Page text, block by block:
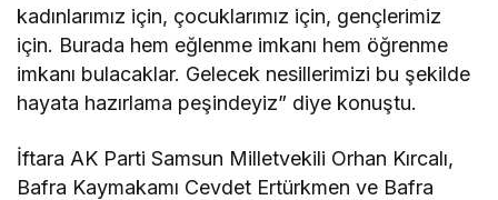
kadınlarımız için, çocuklarımız için, gençlerimiz
için. Burada hem eğlenme imkanı hem öğrenme
imkanı bulacaklar. Gelecek nesillerimizi bu şekilde
hayata hazırlama peşindeyiz” diye konuştu.
İftara AK Parti Samsun Milletvekili Orhan Kırcalı,
Bafra Kaymakamı Cevdet Ertürkmen ve Bafra